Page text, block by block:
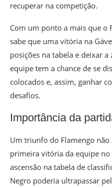
recuperar na competição.
Com um ponto a mais que o
sabe que uma vitória na
posições na tabela e deixar
equipe tem a chance de se
colocados e, assim, ganhar
desafios.
Importância da
Um triunfo do Flamengo não
primeira vitória da equipe
ascensão na tabela de
Negro poderia ultrapassar